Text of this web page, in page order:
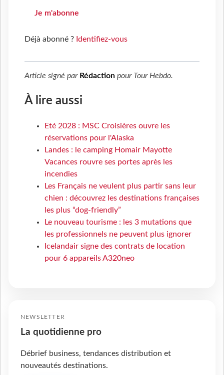
Je m'abonne
Déjà abonné ? Identifiez-vous
Article signé par Rédaction pour Tour Hebdo.
À lire aussi
Eté 2028 : MSC Croisières ouvre les
réservations pour l'Alaska
Landes : le camping Homair Mayotte
Vacances rouvre ses portes après les
incendies
Les Français ne veulent plus partir sans leur
chien : découvrez les destinations françaises
les plus “dog-friendly”
Le nouveau tourisme : les 3 mutations que
les professionnels ne peuvent plus ignorer
Icelandair signe des contrats de location
pour 6 appareils A320neo
NEWSLETTER
La quotidienne pro
Débrief business, tendances distribution et
nouveautés destinations.